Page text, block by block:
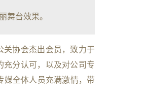
舞台效果。
关协会杰出会员，致力于
充分认可，以及对公司专
媒全体人员充满激情，带